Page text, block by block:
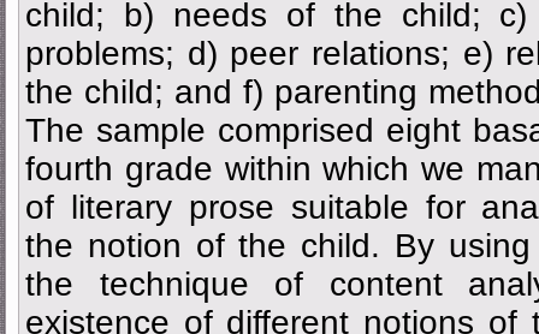
child; b) needs of the child; c)
problems; d) peer relations; e)
the child; and f) parenting
The sample comprised eight
fourth grade within which we
of literary prose suitable for
the notion of the child. By
the technique of content
existence of different notions